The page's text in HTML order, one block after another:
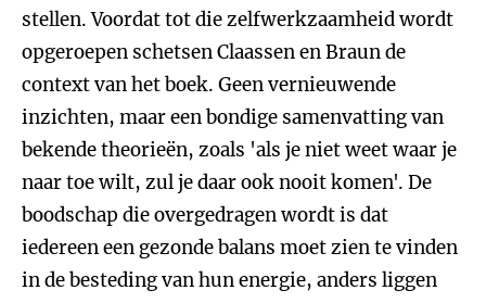
stellen. Voordat tot die zelfwerkzaamheid wordt
opgeroepen schetsen Claassen en Braun de
context van het boek. Geen vernieuwende
inzichten, maar een bondige samenvatting van
bekende theorieën, zoals 'als je niet weet waar je
naar toe wilt, zul je daar ook nooit komen'. De
boodschap die overgedragen wordt is dat
iedereen een gezonde balans moet zien te vinden
in de besteding van hun energie, anders liggen